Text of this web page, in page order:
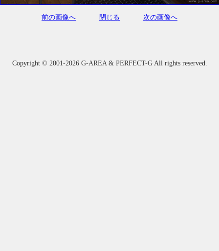
前の画像へ 閉じる 次の画像へ
Copyright © 2001-2026 G-AREA & PERFECT-G All rights reserved.